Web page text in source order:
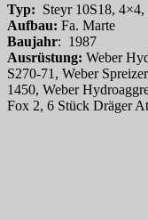
Typ: Steyr 10S18,
Aufbau: Fa. Marte
Baujahr: 1987
Ausrüstung: Weber
S270-71, Weber
1450, Weber
Fox 2, 6 Stück Dräger